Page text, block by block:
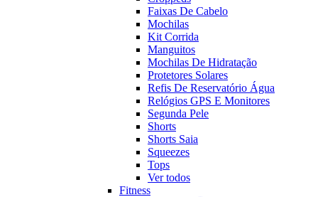
Faixas De Cabelo
Mochilas
Kit Corrida
Manguitos
Mochilas De Hidratação
Protetores Solares
Refis De Reservatório Água
Relógios GPS E Monitores
Segunda Pele
Shorts
Shorts Saia
Squeezes
Tops
Ver todos
Fitness